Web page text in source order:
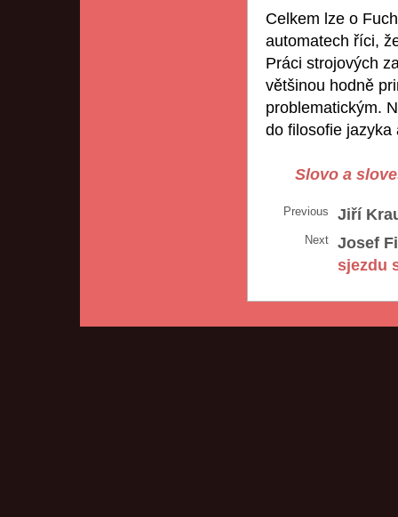
Celkem lze o
automatech říci,
Práci strojových
většinou hodně
problematickým.
do filosofie
Slovo a
Previous Jiří
Next
Josef
sjezdu